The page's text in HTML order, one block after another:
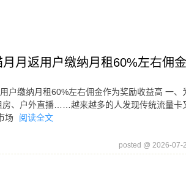
月返用户缴纳月租60%左右佣
户缴纳月租60%左右佣金作为奖励收益高 一
、户外直播……越来越多的人发现传统流量卡
场
阅读全文
posted @ 2026-07-